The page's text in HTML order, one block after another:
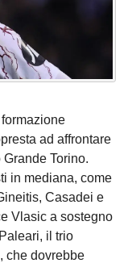
ad affrontare
Torino.
in mediana, come
Casadei e
Vlasic a sostegno
il trio
che dovrebbe